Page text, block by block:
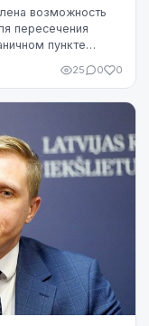
возможность
пересечения
пункте
25 0 0